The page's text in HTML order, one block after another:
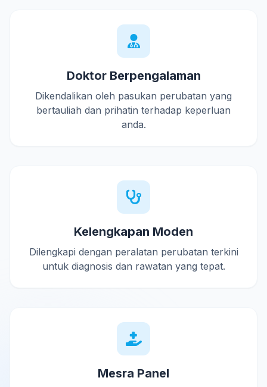
Doktor Berpengalaman
Dikendalikan oleh pasukan perubatan yang
bertauliah dan prihatin terhadap keperluan
anda.
Kelengkapan Moden
Dilengkapi dengan peralatan perubatan terkini
untuk diagnosis dan rawatan yang tepat.
Mesra Panel